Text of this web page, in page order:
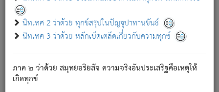
นิทเทศ 2 ว่าด้วย ทุกข์สรุปในปัญจุปาทานขันธ์
นิทเทศ 3 ว่าด้วย หลักเบ็ดเตล็ดเกี่ยวกับความทุกข์
ภาค ๒ ว่าด้วย สมุทยอริยสัจ ความจริงอันประเสริฐคือเหตุให้
เกิดทุกข์
เพราะความสิ้นไปแห่งอุปาทานทั้งปวง ความเกิดขึ้นแห่ง
ทุกข์จึงไม่มี.
ท่านจงดูโลกนี้เถิด (จะเห็นว่า) สัตว์ทั้งหลายอันอวิชาหนา
แน่นบังหนาแล้ว; และว่า สัตว์ผู้ยินดีในภพอันเป็นแล้วนั้น ย่อม
อันเป็นไปในที่หรือเวลาทั้งปวง[3]เพื่อความมีแห่งประโยชน์โดย
ประการทั้งปวง; ภพทั้งหลายทั้งหมดนั้น ไม่เที่ยง เป็นทุกข์ มี
ความแปรปรวนเป็นธรรมดา.